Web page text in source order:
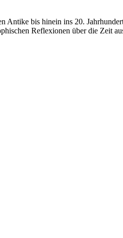
bis hinein ins 20.
Reflexionen über die Zeit